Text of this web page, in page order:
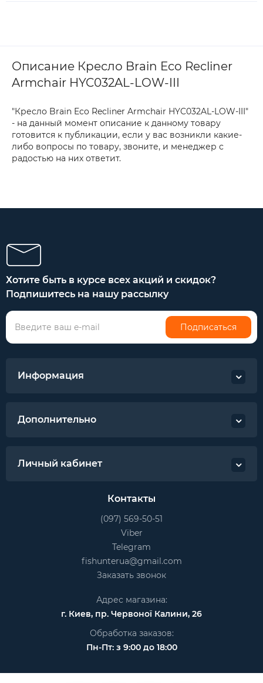
Описание Кресло Brain Eco Recliner
Armchair HYC032AL-LOW-III
"Кресло Brain Eco Recliner Armchair HYC032AL-LOW-III"
- на данный момент описание к данному товару
готовится к публикации, если у вас возникли какие-
либо вопросы по товару, звоните, и менеджер с
радостью на них ответит.
Хотите быть в курсе всех акций и скидок?
Подпишитесь на нашу рассылку
Подписаться
Информация
Дополнительно
Личный кабинет
Контакты
(097) 569-50-51
Viber
Telegram
fishunterua@gmail.com
Заказать звонок
Адрес магазина:
г. Киев, пр. Червоної Калини, 26
Обработка заказов:
Пн-Пт: з 9:00 до 18:00